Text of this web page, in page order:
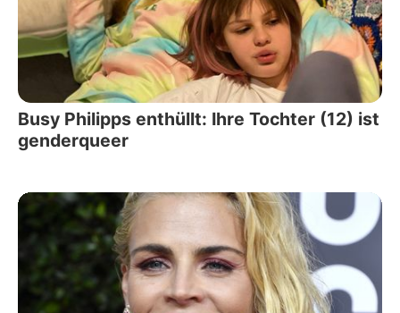
Busy Philipps enthüllt: Ihre Tochter (12) ist
genderqueer